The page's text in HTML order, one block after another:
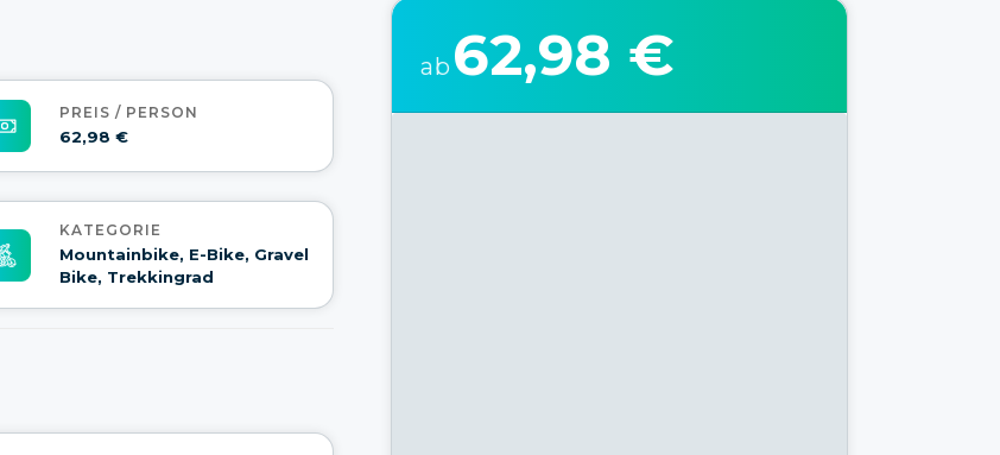
PREIS / PERSON
62,98 €
KATEGORIE
Mountainbike, E-Bike, Gravel
Bike, Trekkingrad
ab 62,98 €